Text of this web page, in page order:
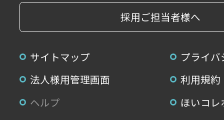
採用ご担当者様へ
サイトマップ
プライ
法人様用管理画面
利用規約
ヘルプ
ほいコ